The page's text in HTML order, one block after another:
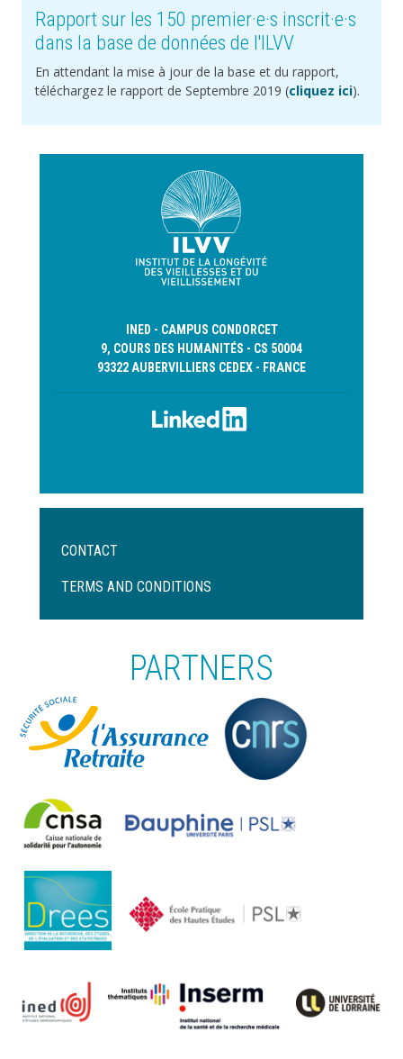
Rapport sur les 150 premier·e·s inscrit·e·s
dans la base de données de l'ILVV
En attendant la mise à jour de la base et du rapport,
téléchargez le rapport de Septembre 2019 (cliquez ici).
INED - CAMPUS CONDORCET
9, COURS DES HUMANITÉS - CS 50004
93322 AUBERVILLIERS CEDEX - FRANCE
Menu
de
CONTACT
TERMS AND CONDITIONS
PARTNERS